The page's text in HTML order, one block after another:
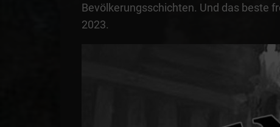
Bevölkerungsschichten. Und das beste
2023.